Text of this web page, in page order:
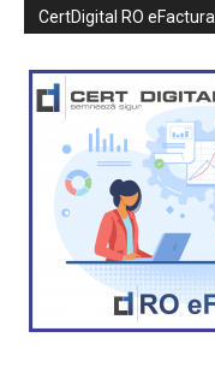
CertDigital RO eFactura